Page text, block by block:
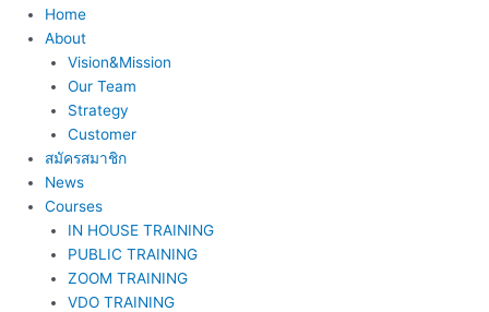
Home
About
Vision&Mission
Our Team
Strategy
Customer
สมัครสมาชิก
News
Courses
IN HOUSE TRAINING
PUBLIC TRAINING
ZOOM TRAINING
VDO TRAINING